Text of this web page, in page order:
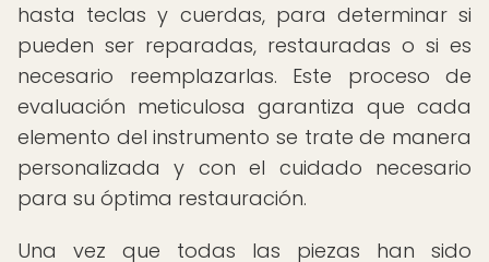
hasta teclas y cuerdas, para determinar si
pueden ser reparadas, restauradas o si es
necesario reemplazarlas. Este proceso de
evaluación meticulosa garantiza que cada
elemento del instrumento se trate de manera
personalizada y con el cuidado necesario
para su óptima restauración.
Una vez que todas las piezas han sido